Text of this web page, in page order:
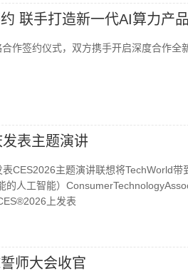
联手打造新一代AI算力产
作签约仪式，双方携手开启深度合作全
表主题演讲
CES2026主题演讲联想将TechWorld带
的人工智能）
上发表
师大会收官